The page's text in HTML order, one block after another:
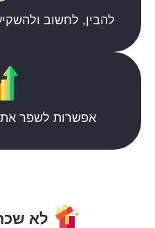
להבין, לחשוב
אפשרות לשפר
לא